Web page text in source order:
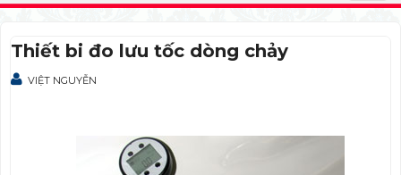
o
Thiết bi đo lưu tốc dòng chảy
VIỆT NGUYỄN